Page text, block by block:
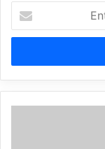
Enter
your
Email